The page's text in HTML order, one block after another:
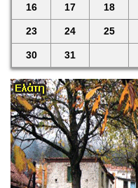
16 17 18
23 24 25
30 31